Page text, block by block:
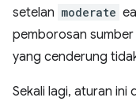
setelan moderate
pemborosan
yang cenderung
Sekali lagi, aturan ini